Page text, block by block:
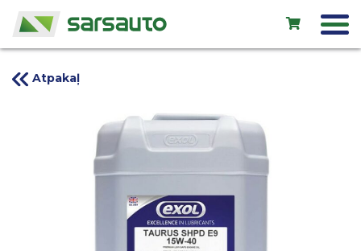
Autoserviss
Veikals
Jauni auto
Atpakaļ